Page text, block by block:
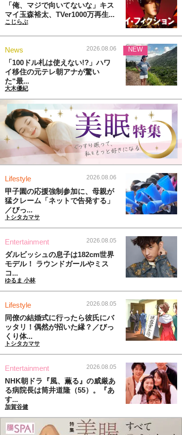
「俺、マジで向いてないな」キス
マイ玉森裕太、TVer1000万再生...
こじらぶ
News 2026.08.06
「100ドル札は使えない!?」ハワ
イ移住の元テレ朝アナが驚い
た“最...
大木優紀
NEW
Lifestyle 2026.08.06
甲子園の応援強制参加に、母親が
猛クレーム「ネットで告発する」
／びっ...
トシタカマサ
Entertainment 2026.08.05
ダルビッシュの息子は182cm世界
モデル！ ラウンドガールやミス
コ...
ゆるま 小林
Lifestyle 2026.08.05
同僚の結婚式に行ったら彼氏にバ
ッタリ！偶然が招いた縁？／びっ
くり体...
トシタカマサ
Entertainment 2026.08.05
NHK朝ドラ『風、薫る』の威厳あ
る病院長は筒井道隆（55）。『あ
す...
加賀谷健